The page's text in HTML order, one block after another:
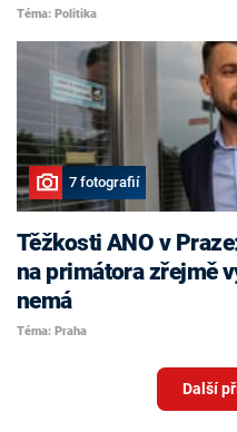
Téma: Politika
7 fotografií
Těžkosti ANO v
na primátora zřejmě
nemá
Téma: Praha
Další